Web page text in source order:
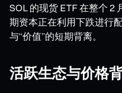
SOL 的现货 ETF 在整个 2
期资本正在利用下跌进行
与“价值”的短期背离。
活跃生态与价格